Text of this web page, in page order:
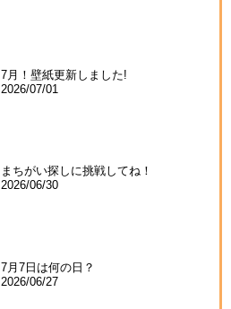
7月！壁紙更新しました!
2026/07/01
まちがい探しに挑戦してね！
2026/06/30
7月7日は何の日？
2026/06/27